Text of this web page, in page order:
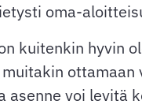
oma-
kuitenkin hyvin
asenne voi levitä